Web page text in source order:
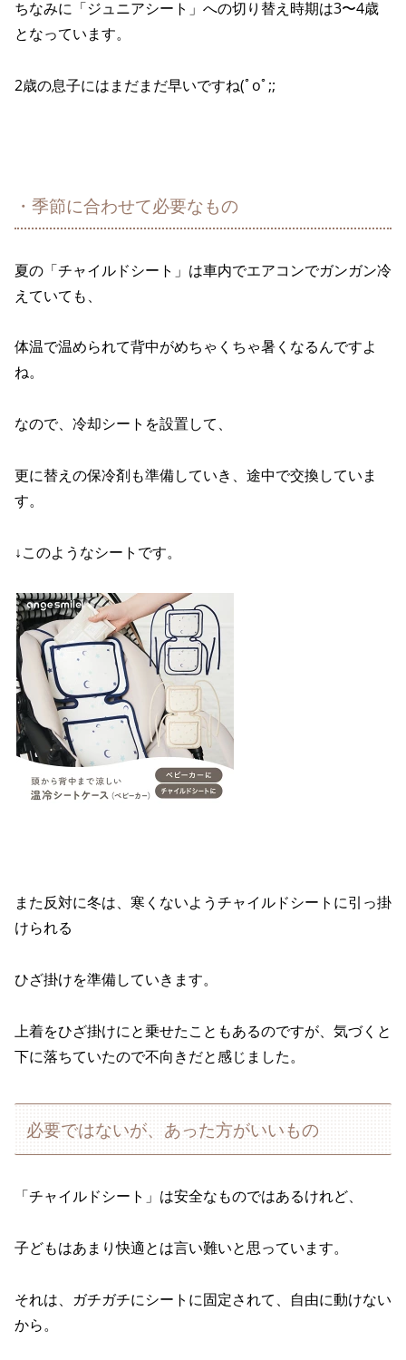
ちなみに「ジュニアシート」への切り替え時期は3〜4歳
となっています。
2歳の息子にはまだまだ早いですね(ﾟoﾟ;;
・季節に合わせて必要なもの
夏の「チャイルドシート」は車内でエアコンでガンガン冷
えていても、
体温で温められて背中がめちゃくちゃ暑くなるんですよ
ね。
なので、冷却シートを設置して、
更に替えの保冷剤も準備していき、途中で交換していま
す。
↓このようなシートです。
また反対に冬は、寒くないようチャイルドシートに引っ掛
けられる
ひざ掛けを準備していきます。
上着をひざ掛けにと乗せたこともあるのですが、気づくと
下に落ちていたので不向きだと感じました。
必要ではないが、あった方がいいもの
「チャイルドシート」は安全なものではあるけれど、
子どもはあまり快適とは言い難いと思っています。
それは、ガチガチにシートに固定されて、自由に動けない
から。